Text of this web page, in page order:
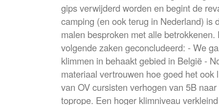
gips verwijderd worden en begint de
camping (en ook terug in Nederland) is
malen besproken met alle
volgende zaken geconcludeerd: - We
klimmen in behaakt gebied in België -
materiaal vertrouwen hoe goed het ook
van OV cursisten verhogen van 5B
toprope. Een hoger klimniveau